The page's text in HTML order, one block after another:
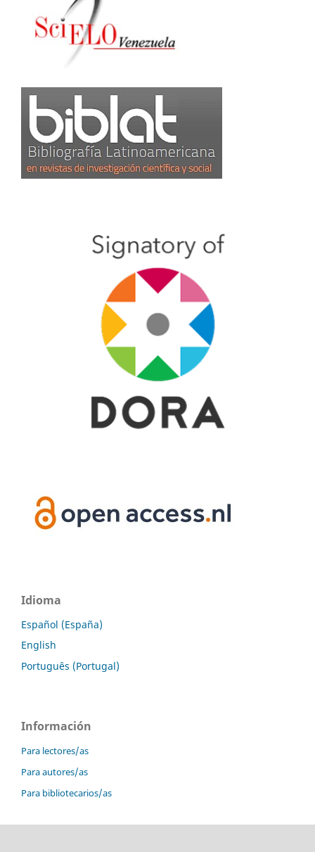
Idioma
Español (España)
English
Português (Portugal)
Información
Para lectores/as
Para autores/as
Para bibliotecarios/as